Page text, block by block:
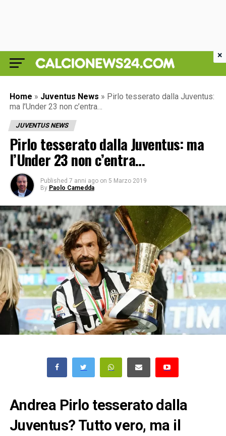
Home » Juventus News » Pirlo tesserato dalla Juventus:
ma l’Under 23 non c’entra…
JUVENTUS NEWS
Pirlo tesserato dalla Juventus: ma
l’Under 23 non c’entra…
Published 7 anni ago on 5 Marzo 2019
By Paolo Camedda
Andrea Pirlo tesserato dalla
Juventus? Tutto vero, ma il
×